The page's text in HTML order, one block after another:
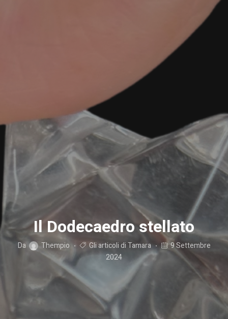
Il Dodecaedro stellato
Da Thempio Gli articoli di Tamara
9 Settembre
2024